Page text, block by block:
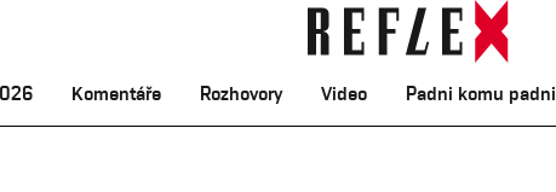
Komentáře Rozhovory Video Padni komu padni